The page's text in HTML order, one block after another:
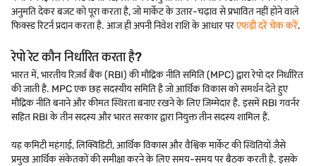
अनुमति देकर बजट को पूरा करता है, जो मार्केट के उतार-चढ़ाव से प्रभावित नहीं होने वाले
फिक्स्ड रिटर्न प्रदान करता है. आज ही अपनी निवेश राशि के आधार परएफडी दरें चेक करें.
रेपो रेट कौन निर्धारित करता है?
भारत में, भारतीय रिज़र्व बैंक (RBI) की मौद्रिक नीति समिति (MPC) द्वारा रेपो दर निर्धारित
की जाती है. MPC एक छह सदस्यीय समिति है जो आर्थिक विकास को समर्थन देते हुए
मौद्रिक नीति बनाने और कीमत स्थिरता बनाए रखने के लिए जिम्मेदार है. इसमें RBI गवर्नर
सहित RBI के तीन सदस्य और भारत सरकार द्वारा नियुक्त तीन सदस्य शामिल हैं.
यह कमिटी महंगाई, लिक्विडिटी, आर्थिक विकास और वैश्विक मार्केट की स्थितियों जैसे
प्रमुख आर्थिक संकेतकों की समीक्षा करने के लिए समय-समय पर बैठक करती है. इसके